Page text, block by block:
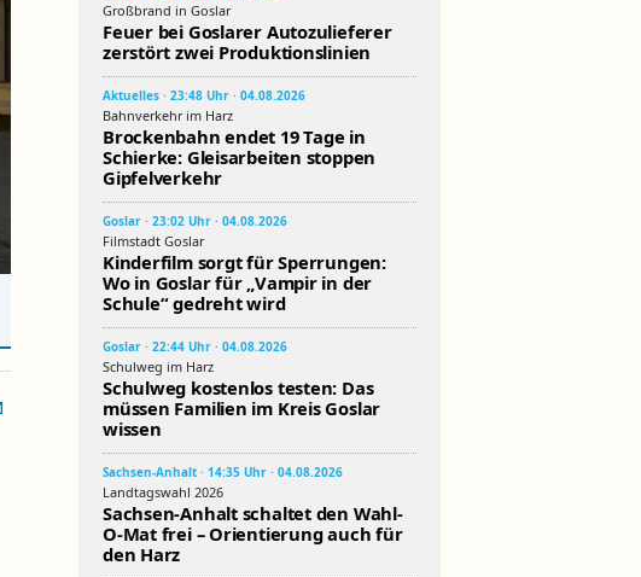
Großbrand in Goslar
Feuer bei Goslarer Autozulieferer
zerstört zwei Produktionslinien
Aktuelles · 23:48 Uhr · 04.08.2026
Bahnverkehr im Harz
Brockenbahn endet 19 Tage in
Schierke: Gleisarbeiten stoppen
Gipfelverkehr
Goslar · 23:02 Uhr · 04.08.2026
Filmstadt Goslar
Kinderfilm sorgt für Sperrungen:
Wo in Goslar für „Vampir in der
Schule“ gedreht wird
Goslar · 22:44 Uhr · 04.08.2026
Schulweg im Harz
Schulweg kostenlos testen: Das
müssen Familien im Kreis Goslar
wissen
Sachsen-Anhalt · 14:35 Uhr · 04.08.2026
Landtagswahl 2026
Sachsen-Anhalt schaltet den Wahl-
O-Mat frei – Orientierung auch für
den Harz